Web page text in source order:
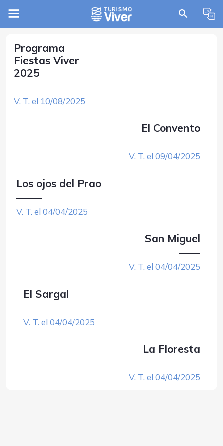
V. T. el 10/08/2025
Programa
Fiestas Viver
2025
V. T. el 09/04/2025
El Convento
V. T. el 04/04/2025
Los ojos del Prao
V. T. el 04/04/2025
San Miguel
V. T. el 04/04/2025
El Sargal
V. T. el 04/04/2025
La Floresta